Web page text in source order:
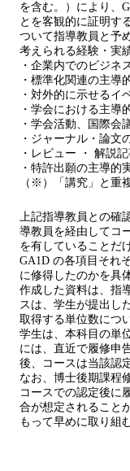
を含む。）により、
とを客観的に証明す
ついて指導教員と予
考えられる経験・実
・企業内でのビジネ
・標準化関連の主導
・対外的に示せるイ
・学会における主導
・学会活動、国際会
・ジャーナル・論文
・レビュー ・ 解説
・特許出願の主導的
（※）「講究」と重
上記指導教員との確
導教員を経由してコ
を有していることだ
GA1D の各項目それ
に修得したのかを具
作成した資料は、指
スは、学生が提出し
取得する単位数につ
学生は、本科目の単
には、直近で履修申
後、コースは当該認
なお、博士後期課程
コースでの認定後に
合が想定されること
もって早めに取り組